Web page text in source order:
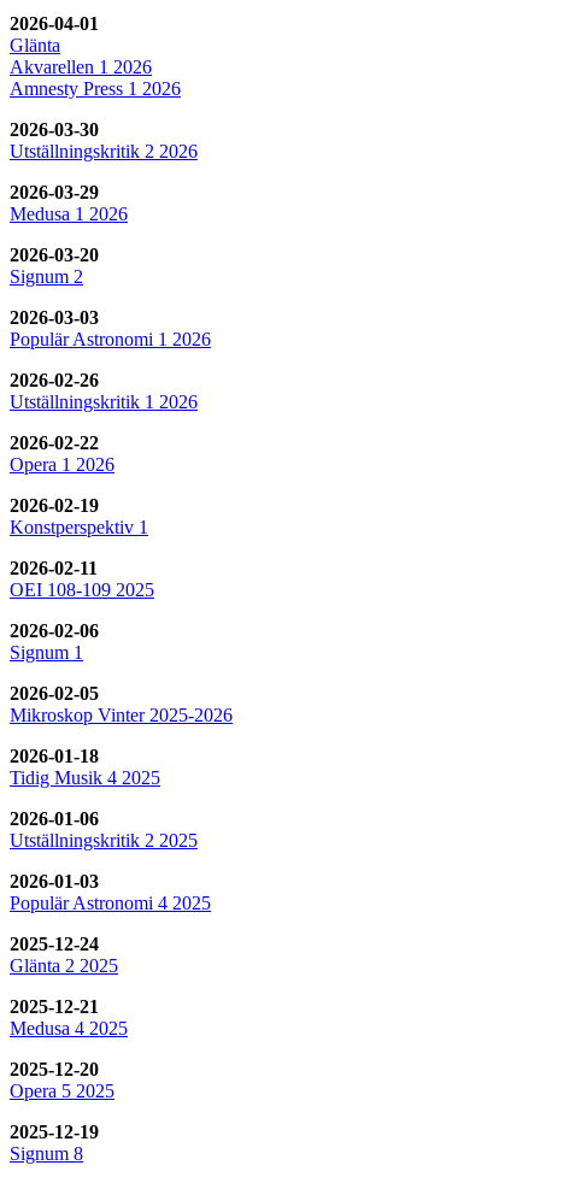
2026-04-01
Glänta
Akvarellen 1 2026
Amnesty Press 1 2026
2026-03-30
Utställningskritik 2 2026
2026-03-29
Medusa 1 2026
2026-03-20
Signum 2
2026-03-03
Populär Astronomi 1 2026
2026-02-26
Utställningskritik 1 2026
2026-02-22
Opera 1 2026
2026-02-19
Konstperspektiv 1
2026-02-11
OEI 108-109 2025
2026-02-06
Signum 1
2026-02-05
Mikroskop Vinter 2025-2026
2026-01-18
Tidig Musik 4 2025
2026-01-06
Utställningskritik 2 2025
2026-01-03
Populär Astronomi 4 2025
2025-12-24
Glänta 2 2025
2025-12-21
Medusa 4 2025
2025-12-20
Opera 5 2025
2025-12-19
Signum 8